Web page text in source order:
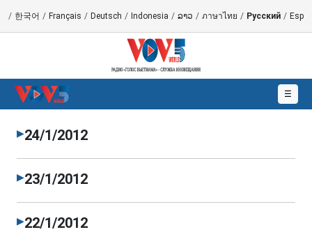
/ 한국어 / Français / Deutsch / Indonesia / ລາວ / ภาษาไทย / Русский /
☰
▶24/1/2012
▶23/1/2012
▶22/1/2012